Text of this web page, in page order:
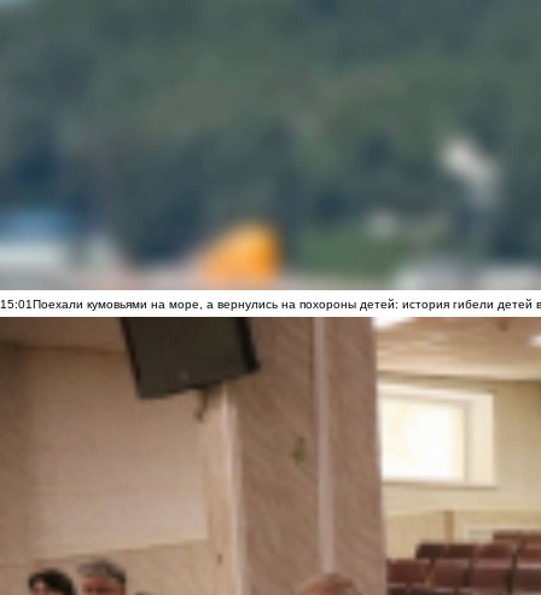
15:01Поехали кумовьями на море, а вернулись на похороны детей: история гибели детей